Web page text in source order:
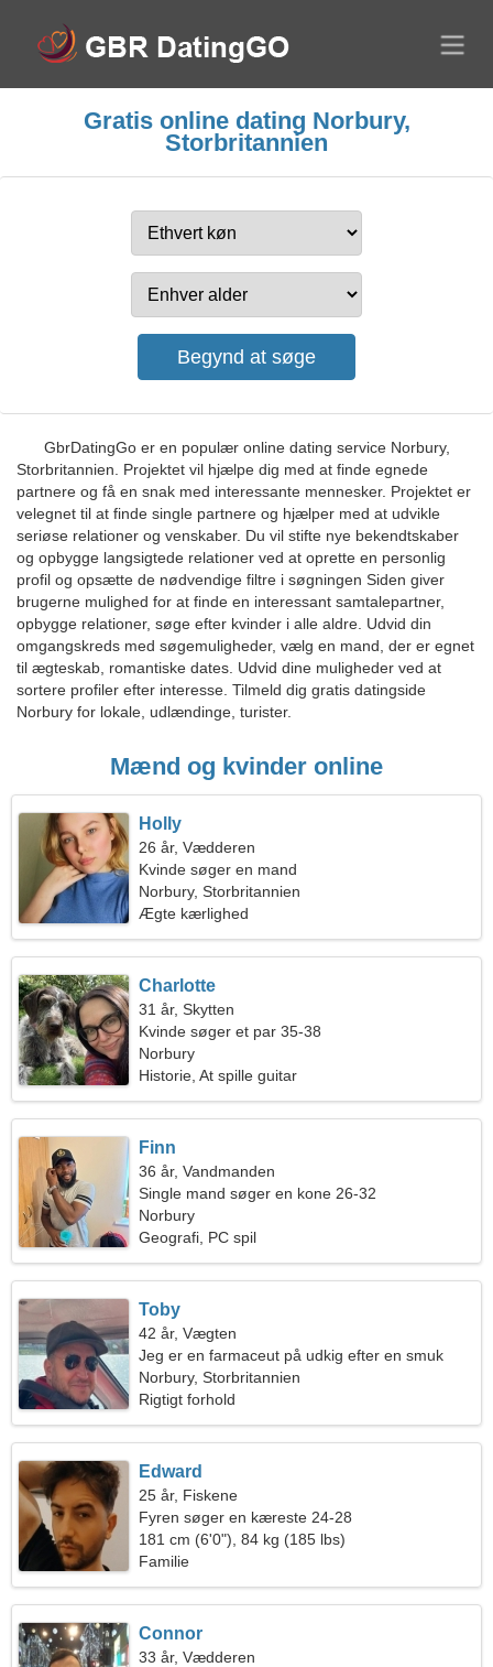
Gratis online dating Norbury,
Storbritannien
GbrDatingGo er en populær online dating service Norbury,
Storbritannien. Projektet vil hjælpe dig med at finde egnede
partnere og få en snak med interessante mennesker. Projektet er
velegnet til at finde single partnere og hjælper med at udvikle
seriøse relationer og venskaber. Du vil stifte nye bekendtskaber
og opbygge langsigtede relationer ved at oprette en personlig
profil og opsætte de nødvendige filtre i søgningen Siden giver
brugerne mulighed for at finde en interessant samtalepartner,
opbygge relationer, søge efter kvinder i alle aldre. Udvid din
omgangskreds med søgemuligheder, vælg en mand, der er egnet
til ægteskab, romantiske dates. Udvid dine muligheder ved at
sortere profiler efter interesse. Tilmeld dig gratis datingside
Norbury for lokale, udlændinge, turister.
Mænd og kvinder online
Holly
26 år, Vædderen
Kvinde søger en mand
Norbury, Storbritannien
Ægte kærlighed
Charlotte
31 år, Skytten
Kvinde søger et par 35-38
Norbury
Historie, At spille guitar
Finn
36 år, Vandmanden
Single mand søger en kone 26-32
Norbury
Geografi, PC spil
Toby
42 år, Vægten
Jeg er en farmaceut på udkig efter en smuk
kvinde
Norbury, Storbritannien
Rigtigt forhold
Edward
25 år, Fiskene
Fyren søger en kæreste 24-28
181 cm (6'0"), 84 kg (185 lbs)
Familie
Connor
33 år, Vædderen